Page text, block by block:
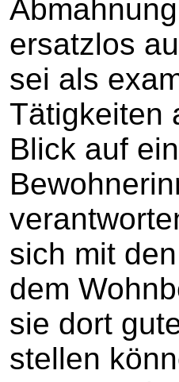
ersatzlos
sei als
Tätigkeiten
Blick auf
sich mit
dem
sie dort
stellen